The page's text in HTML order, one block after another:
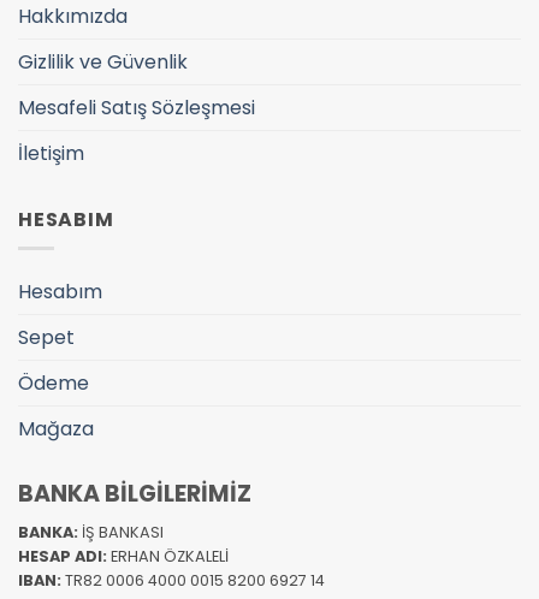
Hakkımızda
Gizlilik ve Güvenlik
Mesafeli Satış Sözleşmesi
İletişim
HESABIM
Hesabım
Sepet
Ödeme
Mağaza
BANKA BİLGİLERİMİZ
BANKA: İŞ BANKASI
HESAP ADI: ERHAN ÖZKALELİ
IBAN: TR82 0006 4000 0015 8200 6927 14